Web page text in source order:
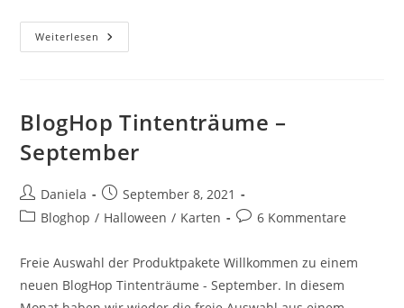
Weiterlesen
BlogHop Tintenträume –
September
Daniela
September 8, 2021
Bloghop / Halloween / Karten 6 Kommentare
Freie Auswahl der Produktpakete Willkommen zu einem
neuen BlogHop Tintenträume - September. In diesem